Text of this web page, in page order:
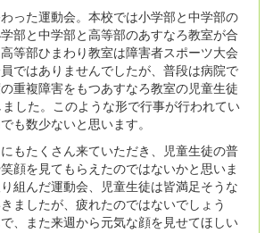
った運動会。本校では小学部と中学部の
部と中学部と高等部のあすなろ教室が合
等部ひまわり教室は障害者スポーツ大会
ではありませんでしたが、普段は病院で
重複障害をもつあすなろ教室の児童生徒
した。このような形で行事が行われてい
も数少ないと思います。
もたくさん来ていただき、児童生徒の普
顔を見てもらえたのではないかと思いま
組んだ運動会、児童生徒は皆満足そうな
ましたが、疲れたのではないでしょう
、また来週から元気な顔を見せてほしい